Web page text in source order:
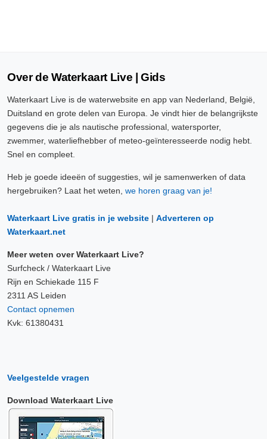
Verschil t.o.v. NAP: 630 cm
10 Aug, 08:00 uur
Verschil t.o.v. NAP: 630 cm
10 Aug, 08:10 uur
Verschil t.o.v. NAP: 630 cm
10 Aug, 08:20 uur
Verschil t.o.v. NAP: 630 cm
10 Aug, 08:30 uur
Verschil t.o.v. NAP: 630 cm
10 Aug, 08:40 uur
Verschil t.o.v. NAP: 630 cm
10 Aug, 09:00 uur
Verschil t.o.v. NAP: 630 cm
Over de Waterkaart Live | Gids
Waterkaart Live is de waterwebsite en app van Nederland, België,
Duitsland en grote delen van Europa. Je vindt hier de belangrijkste
gegevens die je als nautische professional, watersporter,
zwemmer, waterliefhebber of meteo-geïnteresseerde nodig hebt.
Snel en compleet.
Heb je goede ideeën of suggesties, wil je samenwerken of data
hergebruiken? Laat het weten, we horen graag van je!
Waterkaart Live gratis in je website | Adverteren op
Waterkaart.net
Meer weten over Waterkaart Live?
Surfcheck / Waterkaart Live
Rijn en Schiekade 115 F
2311 AS Leiden
Contact opnemen
Kvk: 61380431
Veelgestelde vragen
Download Waterkaart Live